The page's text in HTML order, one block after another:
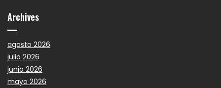
Archives
agosto 2026
julio 2026
junio 2026
mayo 2026